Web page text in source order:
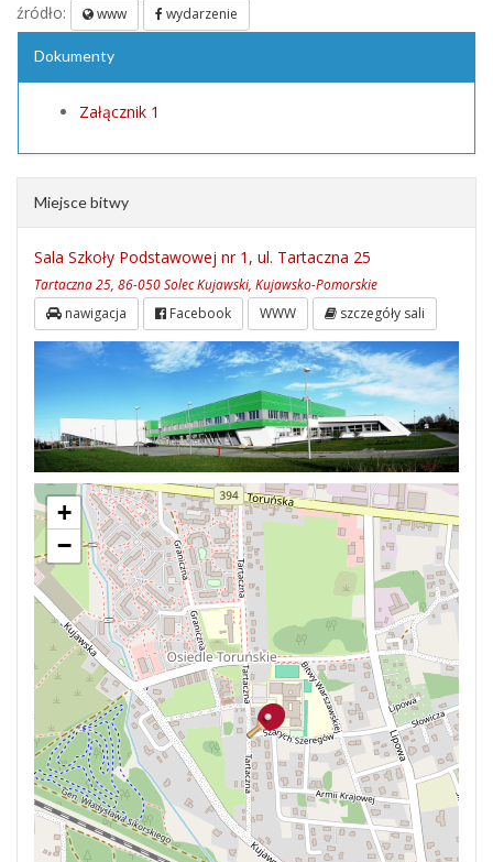
źródło: www wydarzenie
Dokumenty
Załącznik 1
Miejsce bitwy
Sala Szkoły Podstawowej nr 1, ul. Tartaczna 25
Tartaczna 25, 86-050 Solec Kujawski, Kujawsko-Pomorskie
nawigacja Facebook WWW szczegóły sali
+
−